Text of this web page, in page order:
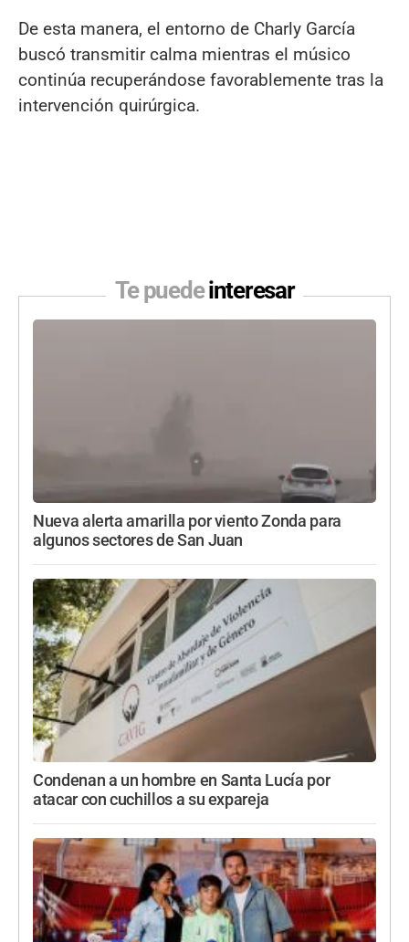
De esta manera, el entorno de Charly García
buscó transmitir calma mientras el músico
continúa recuperándose favorablemente tras la
intervención quirúrgica.
Te puedeinteresar
Nueva alerta amarilla por viento Zonda para
algunos sectores de San Juan
Condenan a un hombre en Santa Lucía por
atacar con cuchillos a su expareja